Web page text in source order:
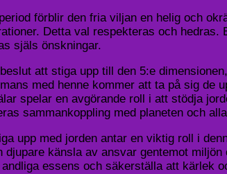
förblir den fria viljan en helig och
Detta val respekteras och
själs önskningar.
att stiga upp till den 5:e
med henne kommer att ta på sig
spelar en avgörande roll i att stödja
sammankoppling med planeten och
upp med jorden antar en viktig roll i
djupare känsla av ansvar gentemot
essens och säkerställa att kärlek